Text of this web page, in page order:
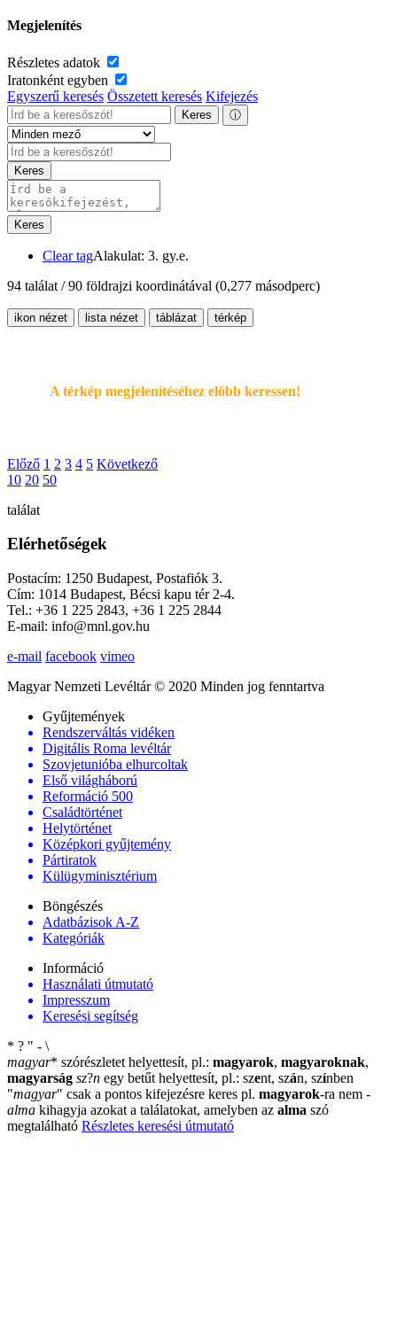
Megjelenítés
Részletes adatok
Iratonként egyben
Egyszerű keresés Összetett keresés Kifejezés
Keres ⓘ
Keres
Keres
Clear tagAlakulat: 3. gy.e.
94 találat / 90 földrajzi koordinátával (0,277 másodperc)
ikon nézet lista nézet táblázat térkép
A térkép megjelenítéséhez elöbb keressen!
Előző 1 2 3 4 5 Következő
10 20 50
találat
Elérhetőségek
Postacím: 1250 Budapest, Postafiók 3.
Cím: 1014 Budapest, Bécsi kapu tér 2-4.
Tel.: +36 1 225 2843, +36 1 225 2844
E-mail: info@mnl.gov.hu
e-mail facebook vimeo
Magyar Nemzeti Levéltár © 2020 Minden jog fenntartva
Gyűjtemények
Rendszerváltás vidéken
Digitális Roma levéltár
Szovjetunióba elhurcoltak
Első világháború
Reformáció 500
Családtörténet
Helytörténet
Középkori gyűjtemény
Pártiratok
Külügyminisztérium
Böngészés
Adatbázisok A-Z
Kategóriák
Információ
Használati útmutató
Impresszum
Keresési segítség
* ? " - \
magyar* szórészletet helyettesít, pl.: magyarok, magyaroknak,
magyarság sz?n egy betűt helyettesít, pl.: szent, szán, színben
"magyar" csak a pontos kifejezésre keres pl. magyarok-ra nem -
alma kihagyja azokat a találatokat, amelyben az alma szó
megtalálható Részletes keresési útmutató